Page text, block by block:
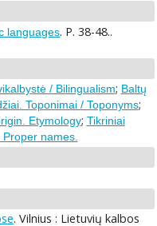
languages. P. 38-48..
/ Bilingualism; Baltų
Toponimai / Toponyms;
Etymology; Tikriniai
names.
. Vilnius : Lietuvių kalbos